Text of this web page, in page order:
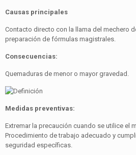
Causas principales
Contacto directo con la llama del mechero
preparación de fórmulas magistrales.
Consecuencias:
Quemaduras de menor o mayor gravedad.
Medidas preventivas:
Extremar la precaución cuando se utilice el
Procedimiento de trabajo adecuado y
seguridad específicas.